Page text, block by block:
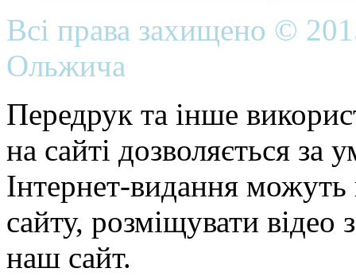
Всі права захищено ©
Ольжича
Передрук та інше
на сайті дозволяється
Інтернет-видання можуть
сайту, розміщувати відео
наш сайт.